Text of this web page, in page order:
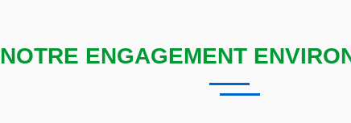
NOTRE ENGAGEMENT